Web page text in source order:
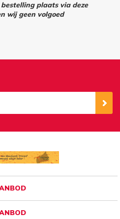
bestelling plaats via deze
wij geen volgoed